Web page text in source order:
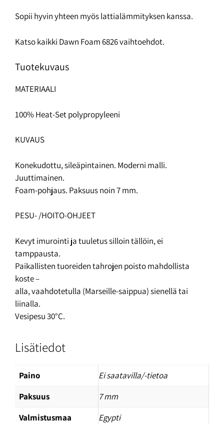
Sopii hyvin yhteen myös lattialämmityksen kanssa.
Katso kaikki Dawn Foam 6826 vaihtoehdot.
Tuotekuvaus
MATERIAALI
100% Heat-Set polypropyleeni
KUVAUS
Konekudottu, sileäpintainen. Moderni malli.
Juuttimainen.
Foam-pohjaus. Paksuus noin 7 mm.
PESU- /HOITO-OHJEET
Kevyt imurointi ja tuuletus silloin tällöin, ei
tamppausta.
Paikallisten tuoreiden tahrojen poisto mahdollista
koste –
alla, vaahdotetulla (Marseille-saippua) sienellä tai
liinalla.
Vesipesu 30°C.
Lisätiedot
Paino
Ei saatavilla/-tietoa
Paksuus
7 mm
Valmistusmaa
Egypti